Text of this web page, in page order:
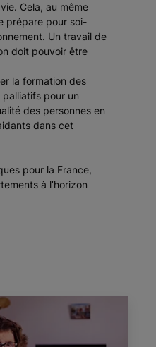
Cela, au même
prépare pour soi-
Un travail de
doit pouvoir être
la formation des
palliatifs pour un
des personnes en
dans cet
pour la France,
à l’horizon